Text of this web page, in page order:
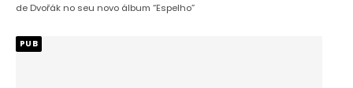
de Dvořák no seu novo álbum “Espelho”
PUB